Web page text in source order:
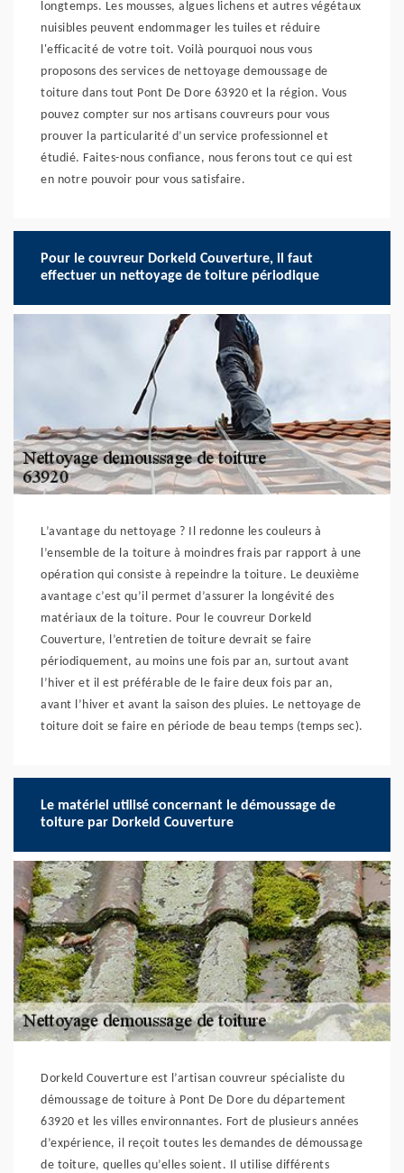
longtemps. Les mousses, algues lichens et autres végétaux
nuisibles peuvent endommager les tuiles et réduire
l'efficacité de votre toit. Voilà pourquoi nous vous
proposons des services de nettoyage demoussage de
toiture dans tout Pont De Dore 63920 et la région. Vous
pouvez compter sur nos artisans couvreurs pour vous
prouver la particularité d’un service professionnel et
étudié. Faites-nous confiance, nous ferons tout ce qui est
en notre pouvoir pour vous satisfaire.
Pour le couvreur Dorkeld Couverture, il faut
effectuer un nettoyage de toiture périodique
L’avantage du nettoyage ? Il redonne les couleurs à
l’ensemble de la toiture à moindres frais par rapport à une
opération qui consiste à repeindre la toiture. Le deuxième
avantage c’est qu’il permet d’assurer la longévité des
matériaux de la toiture. Pour le couvreur Dorkeld
Couverture, l’entretien de toiture devrait se faire
périodiquement, au moins une fois par an, surtout avant
l’hiver et il est préférable de le faire deux fois par an,
avant l’hiver et avant la saison des pluies. Le nettoyage de
toiture doit se faire en période de beau temps (temps sec).
Le matériel utilisé concernant le démoussage de
toiture par Dorkeld Couverture
Dorkeld Couverture est l’artisan couvreur spécialiste du
démoussage de toiture à Pont De Dore du département
63920 et les villes environnantes. Fort de plusieurs années
d’expérience, il reçoit toutes les demandes de démoussage
de toiture, quelles qu’elles soient. Il utilise différents